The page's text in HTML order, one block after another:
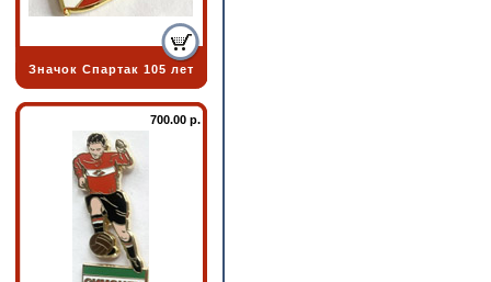
Значок Спартак 105 лет
700.00 р.